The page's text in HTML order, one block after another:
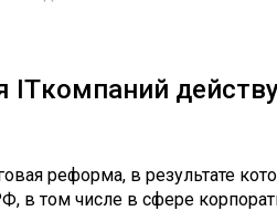
реформа, в результате
в том числе в сфере